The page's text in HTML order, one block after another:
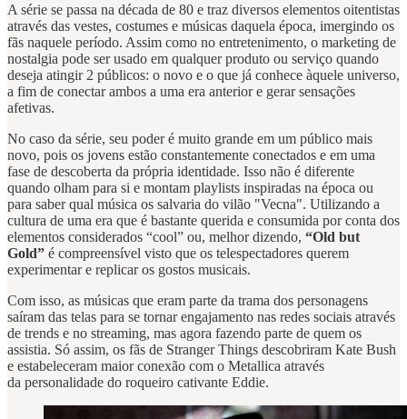
A série se passa na década de 80 e traz diversos elementos oitentistas
através das vestes, costumes e músicas daquela época, imergindo os
fãs naquele período. Assim como no entretenimento, o marketing de
nostalgia pode ser usado em qualquer produto ou serviço quando
deseja atingir 2 públicos: o novo e o que já conhece àquele universo,
a fim de conectar ambos a uma era anterior e gerar sensações
afetivas.
No caso da série, seu poder é muito grande em um público mais
novo, pois os jovens estão constantemente conectados e em uma
fase de descoberta da própria identidade. Isso não é diferente
quando olham para si e montam playlists inspiradas na época ou
para saber qual música os salvaria do vilão "Vecna". Utilizando a
cultura de uma era que é bastante querida e consumida por conta dos
elementos considerados “cool” ou, melhor dizendo, “Old but
Gold” é compreensível visto que os telespectadores querem
experimentar e replicar os gostos musicais.
Com isso, as músicas que eram parte da trama dos personagens
saíram das telas para se tornar engajamento nas redes sociais através
de trends e no streaming, mas agora fazendo parte de quem os
assistia. Só assim, os fãs de Stranger Things descobriram Kate Bush
e estabeleceram maior conexão com o Metallica através
da personalidade do roqueiro cativante Eddie.